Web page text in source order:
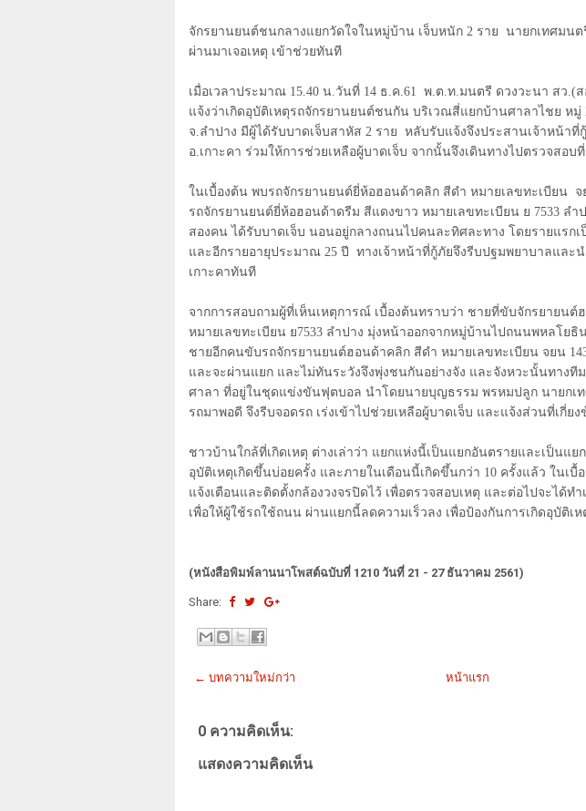
จักรยานยนต์ชนกลางแยกวัดใจในหมู่บ้าน เจ็บหนัก 2 ราย นายกเทศมน
ผ่านมาเจอเหตุ เข้าช่วยทันที
เมื่อเวลาประมาณ 15.40 น.วันที่ 14 ธ.ค.61 พ.ต.ท.มนตรี ดวงวะนา สว.(
แจ้งว่าเกิดอุบัติเหตุรถจักรยานยนต์ชนกัน บริเวณสี่แยกบ้านศาลาไชย หมู่
จ.ลำปาง มีผู้ได้รับบาดเจ็บสาหัส 2 ราย หลับรับแจ้งจึงประสานเจ้าหน้า
อ.เกาะคา ร่วมให้การช่วยเหลือผู้บาดเจ็บ จากนั้นจึงเดินทางไปตรวจสอบที่
ในเบื้องต้น พบรถจักรยานยนต์ยี่ห้อฮอนด้าคลิก สีดำ หมายเลขทะเบียน จ
รถจักรยานยนต์ยี่ห้อฮอนด้าดรีม สีแดงขาว หมายเลขทะเบียน ย 7533 ลำ
สองคน ได้รับบาดเจ็บ นอนอยู่กลางถนนไปคนละทิศละทาง โดยรายแรก
และอีกรายอายุประมาณ 25 ปี
ทางเจ้าหน้าที่กู้ภัยจึงรีบปฐมพยาบาลและ
เกาะคาทันที
จากการสอบถามผู้ที่เห็นเหตุการณ์ เบื้องต้นทราบว่า ชายที่ขับจักรยายนต์
หมายเลขทะเบียน ย7533 ลำปาง มุ่งหน้าออกจากหมู่บ้านไปถนนพหลโยธิ
ชายอีกคนขับรถจักรยานยนต์ฮอนด้าคลิก สีดำ หมายเลขทะเบียน จยน
และจะผ่านแยก และไม่ทันระวังจึงพุ่งชนกันอย่างจัง และจังหวะนั้นทาง
ศาลา ที่อยู่ในชุดแข่งขันฟุตบอล นำโดยนายบุญธรรม พรหมปลูก นายกเ
รถมาพอดี จึงรีบจอดรถ เร่งเข้าไปช่วยเหลือผู้บาดเจ็บ และแจ้งส่วนที่เกี่ย
ชาวบ้านใกล้ที่เกิดเหตุ ต่างเล่าว่า แยกแห่งนี้เป็นแยกอันตรายและเป็นแย
อุบัติเหตุเกิดขึ้นบ่อยครั้ง และภายในเดือนนี้เกิดขึ้นกว่า 10 ครั้งแล้ว ในเบื้
แจ้งเตือนและติดตั้งกล้องวงจรปิดไว้ เพื่อตรวจสอบเหตุ และต่อไปจะได้ท
เพื่อให้ผู้ใช้รถใช้ถนน ผ่านแยกนี้ลดความเร็วลง เพื่อป้องกันการเกิดอุบัติเ
(หนังสือพิมพ์ลานนาโพสต์ฉบับที่ 1210 วันที่ 21 - 27 ธันวาคม 2561)
Share:
← บทความใหม่กว่า หน้าแรก
0 ความคิดเห็น:
แสดงความคิดเห็น